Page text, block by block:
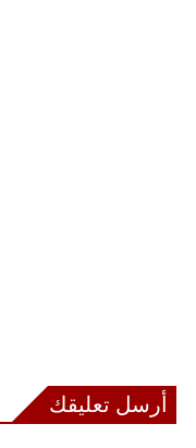
أرسل تعليقك